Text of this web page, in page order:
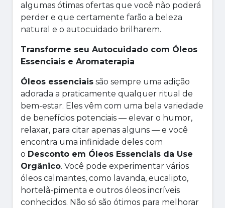
algumas ótimas ofertas que você não poderá
perder e que certamente farão a beleza
natural e o autocuidado brilharem.
Transforme seu Autocuidado com Óleos
Essenciais e Aromaterapia
Óleos essenciais são sempre uma adição
adorada a praticamente qualquer ritual de
bem-estar. Eles vêm com uma bela variedade
de benefícios potenciais — elevar o humor,
relaxar, para citar apenas alguns — e você
encontra uma infinidade deles com
o Desconto em Óleos Essenciais da Use
Orgânico. Você pode experimentar vários
óleos calmantes, como lavanda, eucalipto,
hortelã-pimenta e outros óleos incríveis
conhecidos. Não só são ótimos para melhorar